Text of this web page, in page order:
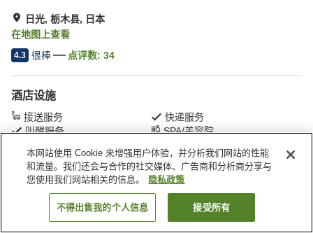
日光, 栃木县, 日本
在地图上查看
4.3 很棒 点评数: 34
酒店设施
接送服务
快递服务
叫醒服务
SPA/美容院
首页 日本 栃木县 日光 川治温泉 寿庵旅馆
搜索客房
本网站使用 Cookie 来增强用户体验，并分析我们网站的性能
和流量。我们还会与合作的社交媒体、广告商和分析商分享与
您使用我们网站相关的信息。
隐私政策
不得出售我的个人信息 接受所有